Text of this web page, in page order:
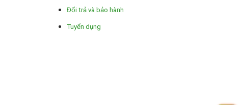
Đổi trả và bảo hành
Tuyển dụng